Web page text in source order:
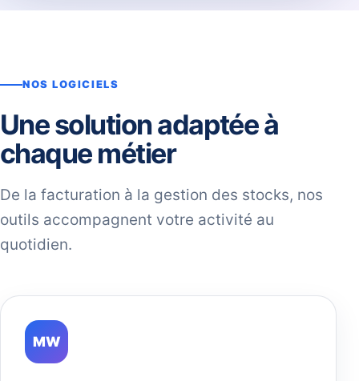
NOS LOGICIELS
Une solution adaptée à
chaque métier
De la facturation à la gestion des stocks, nos
outils accompagnent votre activité au
quotidien.
MW